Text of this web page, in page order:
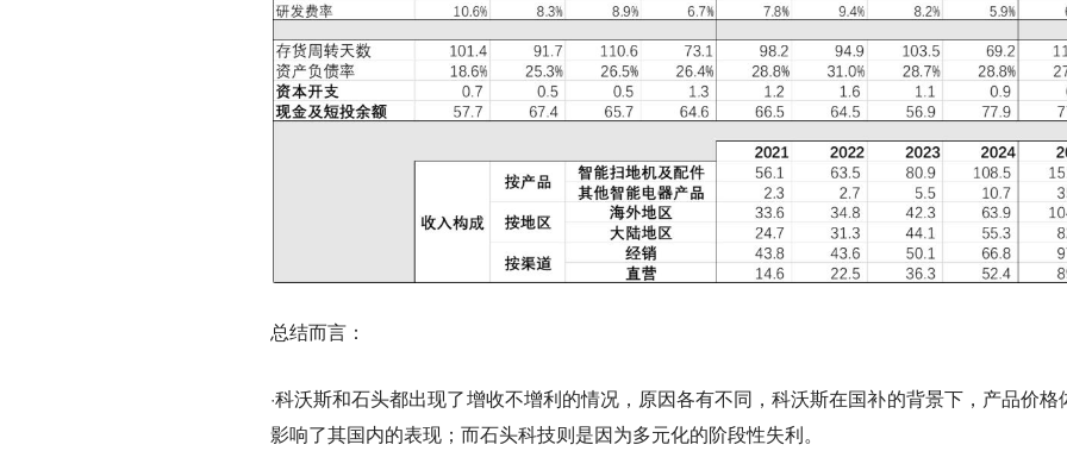
总结而言：
·科沃斯和石头都出现了增收不增利的情况，原因各有不同，科沃斯在国补的背景下，产品价格
影响了其国内的表现；而石头科技则是因为多元化的阶段性失利。